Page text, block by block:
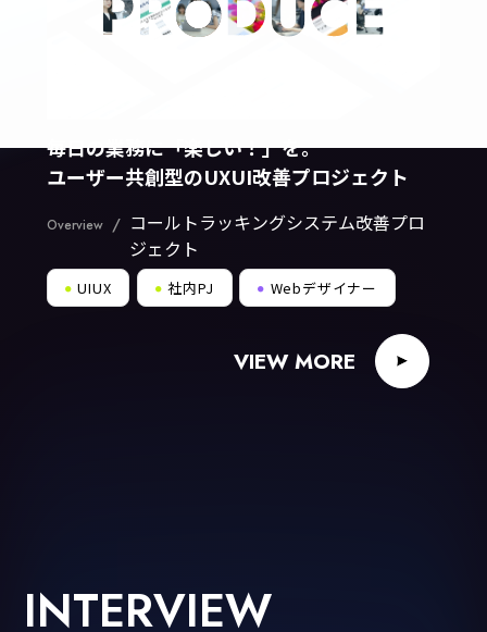
毎日の業務に「楽しい！」を。
ユーザー共創型のUXUI改善プロジェクト
Overview / コールトラッキングシステム改善プロ
ジェクト
● UIUX ● 社内PJ ● Webデザイナー
VIEW MORE
INTERVIEW